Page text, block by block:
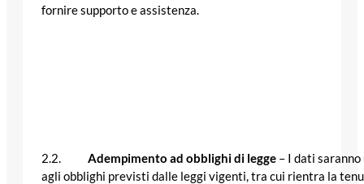
fornire supporto e assistenza.
2.2. Adempimento ad obblighi di legge – I dati
agli obblighi previsti dalle leggi vigenti, tra cui rientra la